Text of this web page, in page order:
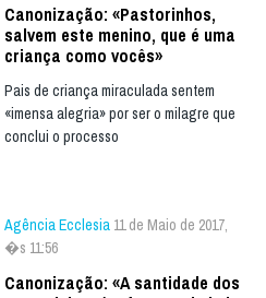
Canonização: «Pastorinhos,
salvem este menino, que é uma
criança como vocês»
Pais de criança miraculada sentem
«imensa alegria» por ser o milagre que
conclui o processo
Agência Ecclesia 11 de Maio de 2017,
�s 11:56
Canonização: «A santidade dos